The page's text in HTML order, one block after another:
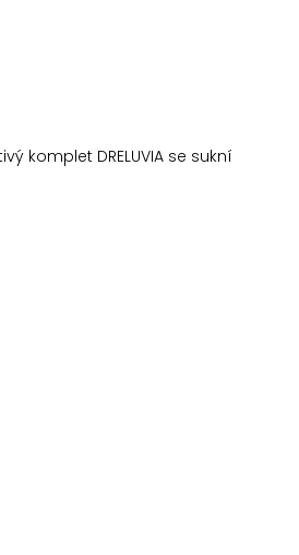
komplet DRELUVIA se sukní